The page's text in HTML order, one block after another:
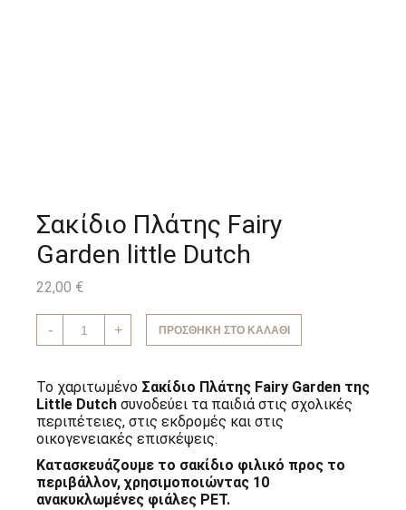
Σακίδιο Πλάτης Fairy
Garden little Dutch
22,00 €
-
Σακίδιο
Πλάτης
Fairy
Dutch
ποσότητα
+ ΠΡΟΣΘΉΚΗ ΣΤΟ ΚΑΛΆΘΙ
Το χαριτωμένο Σακίδιο Πλάτης Fairy Garden της
Little Dutch συνοδεύει τα παιδιά στις σχολικές
περιπέτειες, στις εκδρομές και στις
οικογενειακές επισκέψεις.
Κατασκευάζουμε το σακίδιο φιλικό προς το
περιβάλλον, χρησιμοποιώντας 10
ανακυκλωμένες φιάλες PET.